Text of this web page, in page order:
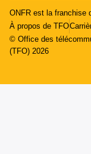
ONFR est la franchise
À propos de TFO
© Office des
(TFO) 2026